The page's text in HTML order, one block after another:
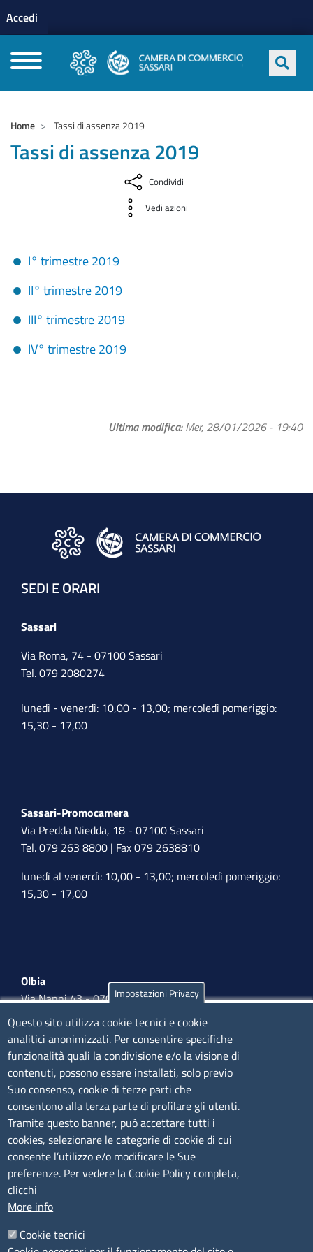
profilo utente
Accedi
Home Tassi di assenza 2019
Tassi di assenza 2019
Condividi
Vedi azioni
I° trimestre 2019
II° trimestre 2019
III° trimestre 2019
IV° trimestre 2019
Ultima modifica Mer, 28/01/2026 - 19:40
SEDI E ORARI
Sassari
Via Roma, 74 - 07100 Sassari
Tel. 079 2080274
lunedì - venerdì: 10,00 - 13,00; mercoledì pomeriggio:
15,30 - 17,00
Sassari-Promocamera
Via Predda Niedda, 18 - 07100 Sassari
Tel. 079 263 8800 | Fax 079 2638810
lunedì al venerdì: 10,00 - 13,00; mercoledì pomeriggio:
15,30 - 17,00
Olbia
Via Nanni 43 - 07026 Olbia
Tel. 0789 66122 | 0789 69580
mail: ufficio.olbia@ss.camcom.it
lunedì al venerdì: 9,00 - 12,00; lunedì pomeriggio: 16,00
- 17,00
CONTATTI
Camera di Commercio, Industria, Artigianato e
Agricoltura di Sassari
PEC
P.IVA01047570906
Codice Fiscale
Codice Univoco per le fatture elettroniche: UFPXFS
Impostazioni Privacy
Questo sito utilizza cookie tecnici e cookie
analitici anonimizzati. Per consentire specifiche
funzionalità quali la condivisione e/o la visione di
contenuti, possono essere installati, solo previo
Suo consenso, cookie di terze parti che
consentono alla terza parte di profilare gli utenti.
Tramite questo banner, può accettare tutti i
cookies, selezionare le categorie di cookie di cui
consente l’utilizzo e/o modificare le Sue
preferenze. Per vedere la Cookie Policy completa,
clicchi
More info
Cookie tecnici